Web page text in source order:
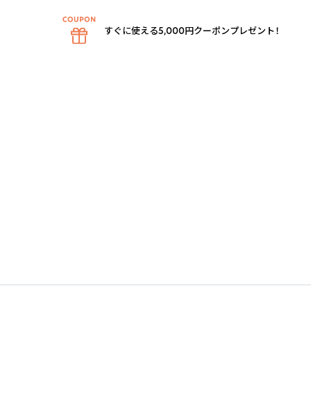
すぐに使える5,000円クーポンプレゼント！